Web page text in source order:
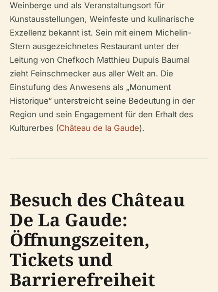
Weinberge und als Veranstaltungsort für
Kunstausstellungen, Weinfeste und kulinarische
Exzellenz bekannt ist. Sein mit einem Michelin-
Stern ausgezeichnetes Restaurant unter der
Leitung von Chefkoch Matthieu Dupuis Baumal
zieht Feinschmecker aus aller Welt an. Die
Einstufung des Anwesens als „Monument
Historique“ unterstreicht seine Bedeutung in der
Region und sein Engagement für den Erhalt des
Kulturerbes (Château de la Gaude).
Besuch des Château
De La Gaude:
Öffnungszeiten,
Tickets und
Barrierefreiheit